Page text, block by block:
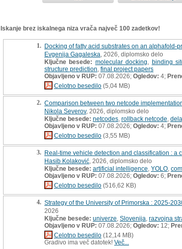
Iskanje brez iskalnega niza vrača največ 100 zadetkov!
1. Docking of fatty acid substrates on an
Evgenija Gagaleska , 2026, diplomsko delo
Ključne besede: molecular docking binding
structure prediction final project papers
Objavljeno v RUP: 07.08.2026; Ogledov: 4;
Celotno besedilo (5,04 MB)
2. Comparison between two netcode
Nikola Severov, 2026, diplomsko delo
Ključne besede: netcodes rollback netcode
Objavljeno v RUP: 07.08.2026; Ogledov: 4;
Celotno besedilo (3,55 MB)
3. Real-time vehicle detection and classification : a
Hasib Kolaković , 2026, diplomsko delo
Ključne besede: artificial intelligence YOLO
Objavljeno v RUP: 07.08.2026; Ogledov: 6;
Celotno besedilo (516,62 KB)
4. Strategy of the University of Primorska : 2025-
2026
Ključne besede: univerze Slovenija razvojna
Objavljeno v RUP: 07.08.2026; Ogledov: 12;
Celotno besedilo (12,14 MB)
Gradivo ima več datotek! Več...